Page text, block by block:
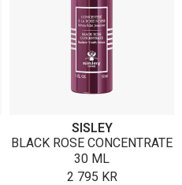
SISLEY
BLACK ROSE CONCENTRATE
30 ML
2 795 KR